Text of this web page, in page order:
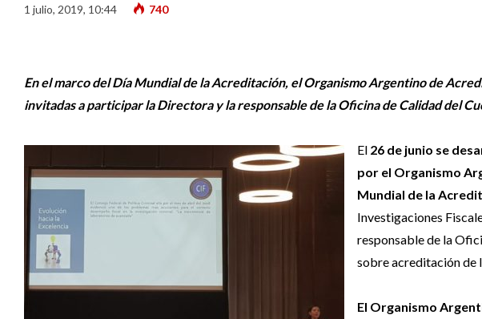
1 julio, 2019, 10:44 740
En el marco del Día Mundial de la Acreditación, el Organismo Argentino de
invitadas a participar la Directora y la responsable de la Oficina de Calidad del
El 26 de junio se
por el Organismo
Mundial de la
Investigaciones
responsable de la
sobre acreditación de
El Organismo